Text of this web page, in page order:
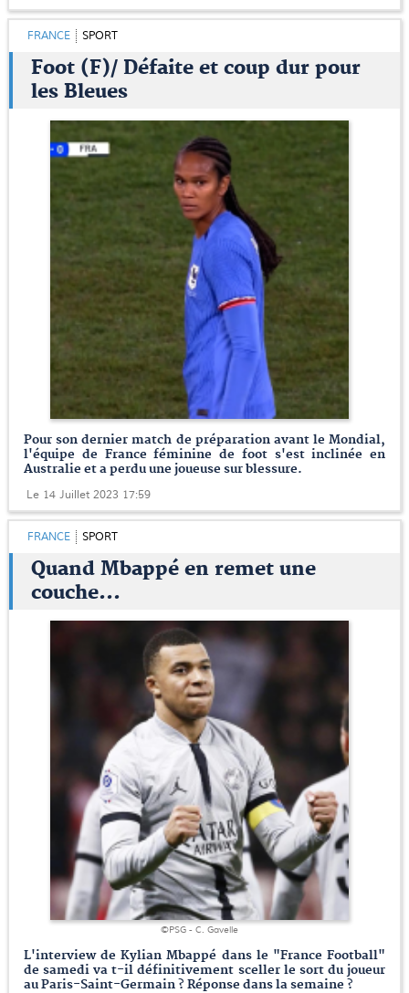
FRANCE SPORT
Foot (F)/ Défaite et coup dur pour
les Bleues
Pour son dernier match de préparation avant le Mondial,
l'équipe de France féminine de foot s'est inclinée en
Australie et a perdu une joueuse sur blessure.
Le 14 Juillet 2023 17:59
FRANCE SPORT
Quand Mbappé en remet une
couche...
©PSG - C. Gavelle
L'interview de Kylian Mbappé dans le "France Football"
de samedi va t-il définitivement sceller le sort du joueur
au Paris-Saint-Germain ? Réponse dans la semaine ?